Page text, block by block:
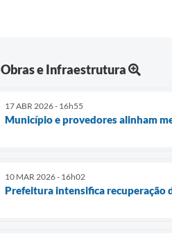
Obras e Infraestrutura
17 ABR 2026 - 16h55
Município e provedores alinham
10 MAR 2026 - 16h02
Prefeitura intensifica recuperação